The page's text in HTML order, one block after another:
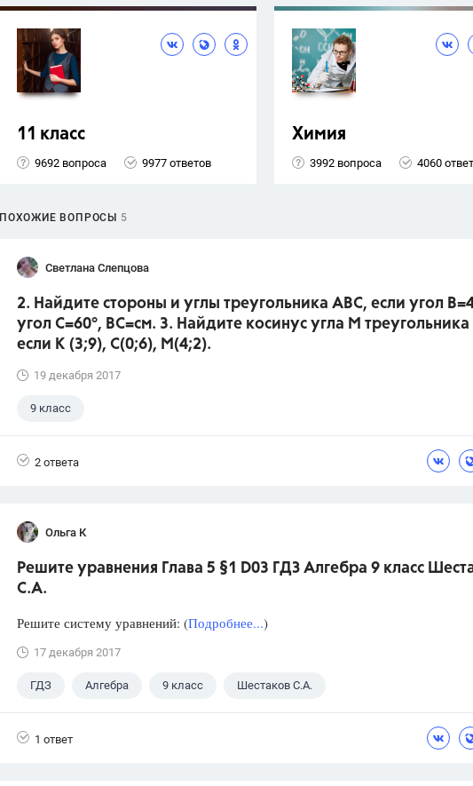
11 класс
9692 вопроса 9977 ответов
Химия
3992 вопроса 4060
ПОХОЖИЕ ВОПРОСЫ 5
Светлана Слепцова
2. Найдите стороны и углы треугольника АВС, если угол
угол С=60°, ВС=см. 3. Найдите косинус угла М
если К (3;9), С(0;6), М(4;2).
19 декабря 2017
9 класс
2 ответа
Ольга К
Решите уравнения Глава 5 §1 D03 ГДЗ Алгебра 9 класс
С.А.
Решите систему уравнений: (Подробнее...)
17 декабря 2017
ГДЗ Алгебра 9 класс Шестаков С.А.
1 ответ